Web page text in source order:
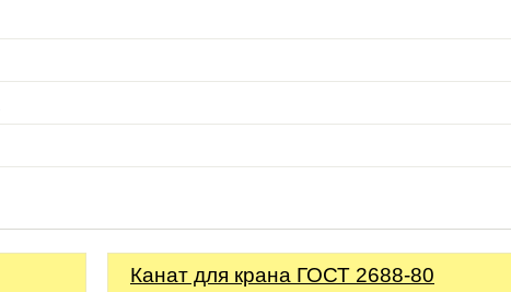
Канат для крана ГОСТ 2688-80